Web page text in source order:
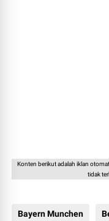
Konten berikut adalah iklan
tidak
Bayern Munchen